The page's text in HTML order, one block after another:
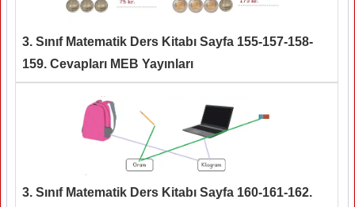
3. Sınıf Matematik Ders Kitabı Sayfa 155-157-158-
159. Cevapları MEB Yayınları
3. Sınıf Matematik Ders Kitabı Sayfa 160-161-162.